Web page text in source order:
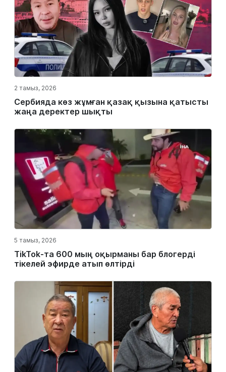
2 тамыз, 2026
Сербияда көз жұмған қазақ қызына қатысты
жаңа деректер шықты
5 тамыз, 2026
TikTok-та 600 мың оқырманы бар блогерді
тікелей эфирде атып өлтірді